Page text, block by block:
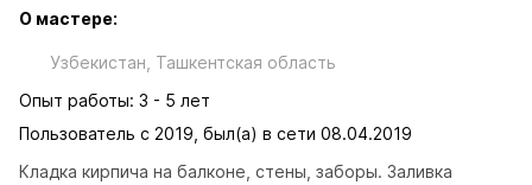
О мастере:
Узбекистан, Ташкентская область
Опыт работы: 3 - 5 лет
Пользователь с 2019, был(а) в сети 08.04.2019
Кладка кирпича на балконе, стены, заборы. Заливка